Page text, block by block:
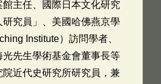
主任、國際日本文化研究
研究員」、美國哈佛燕京學
Institute）訪問學者、
光先生學術基金會董事長等
近代史研究所研究員，兼